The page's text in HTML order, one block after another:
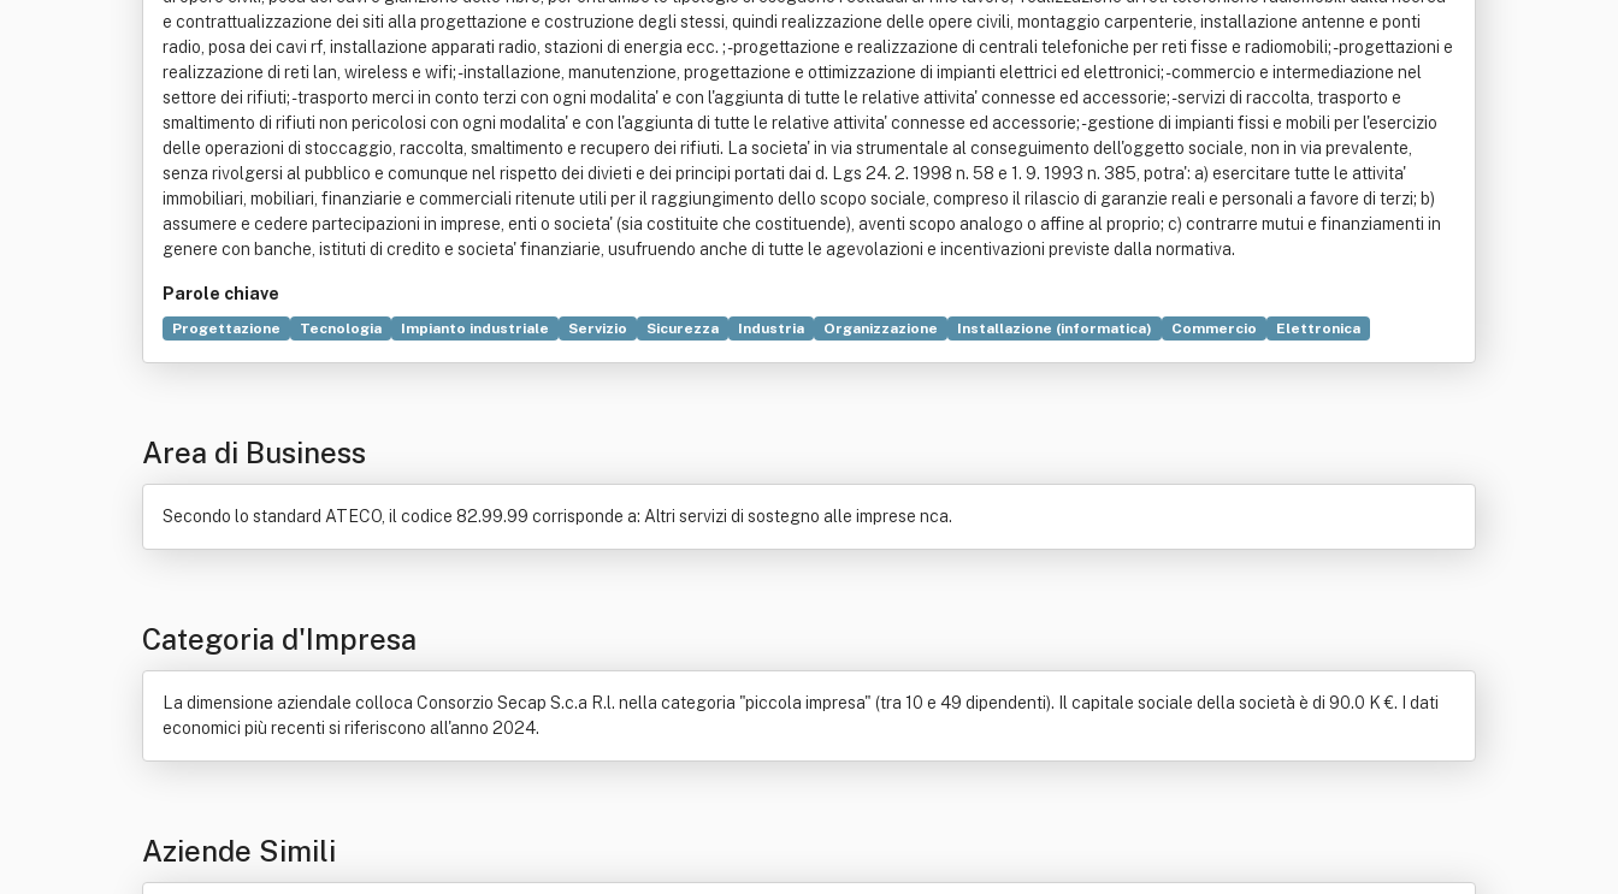
Parole chiave
Progettazione Tecnologia Impianto industriale Servizio Sicurezza Industria Organizzazione Installazione (informatica) Commercio
Elettronica
Area di Business
Secondo lo standard ATECO, il codice 82.99.99 corrisponde a: Altri servizi di sostegno alle imprese nca.
Categoria d'Impresa
La dimensione aziendale colloca Consorzio Secap S.c.a R.l. nella categoria "piccola impresa" (tra 10 e 49 dipendenti). Il capitale sociale della società è di 90.0 K €. I dati
economici più recenti si riferiscono all'anno 2024.
Aziende Simili